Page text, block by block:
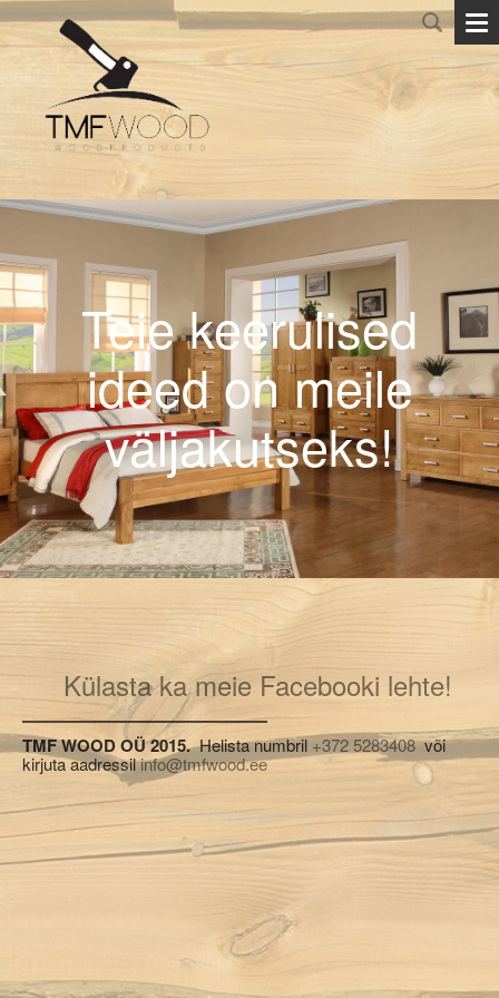
Teie keerulised
ideed on meile
väljakutseks!
Külasta ka meie Facebooki lehte!
TMF WOOD OÜ 2015.Helista numbril +372 5283408või
kirjuta aadressilinfo@tmfwood.ee